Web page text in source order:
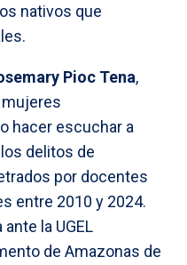
nativos que
Pioc Tena,
hacer escuchar a
delitos de
por docentes
entre 2010 y 2024.
la UGEL
de Amazonas de